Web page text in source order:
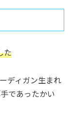
た
ディガン生まれ
であったかい